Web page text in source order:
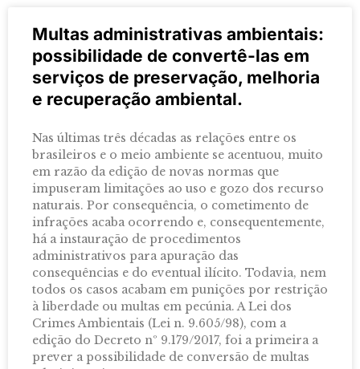
Multas administrativas ambientais:
possibilidade de convertê-las em
serviços de preservação, melhoria
e recuperação ambiental.
Nas últimas três décadas as relações entre os
brasileiros e o meio ambiente se acentuou, muito
em razão da edição de novas normas que
impuseram limitações ao uso e gozo dos recurso
naturais. Por consequência, o cometimento de
infrações acaba ocorrendo e, consequentemente,
há a instauração de procedimentos
administrativos para apuração das
consequências e do eventual ilícito. Todavia, nem
todos os casos acabam em punições por restrição
à liberdade ou multas em pecúnia. A Lei dos
Crimes Ambientais (Lei n. 9.605/98), com a
edição do Decreto nº 9.179/2017, foi a primeira a
prever a possibilidade de conversão de multas